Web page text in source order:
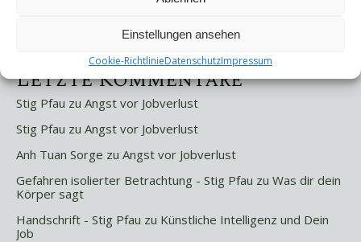
Einstellungen ansehen
Cookie-RichtlinieDatenschutzImpressum
Letzte Kommentare
Stig Pfau zu Angst vor Jobverlust
Stig Pfau zu Angst vor Jobverlust
Anh Tuan Sorge zu Angst vor Jobverlust
Gefahren isolierter Betrachtung - Stig Pfau zu Was dir dein
Körper sagt
Handschrift - Stig Pfau zu Künstliche Intelligenz und Dein
Job